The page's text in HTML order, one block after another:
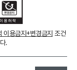
용금지+변경금지 조건
.